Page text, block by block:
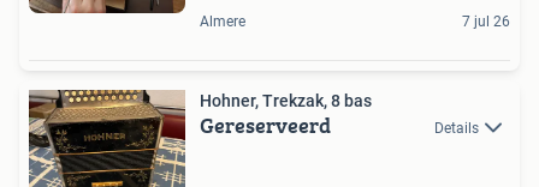
Almere 7 jul 26
Hohner, Trekzak, 8 bas
Gereserveerd Details